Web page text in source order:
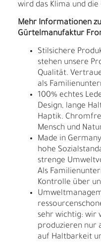
wird das Klima und
Mehr Informationen
Gürtelmanufaktur
Stilsichere
stehen unsere
Qualität.
als
100% echtes
Design, lange
Haptik.
Mensch und
Made in
hohe
strenge
Als
Kontrolle über
sehr wichtig: wir
produzieren nur
auf Haltbarkeit